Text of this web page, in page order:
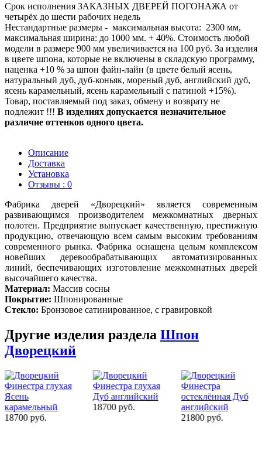
Срок исполнения ЗАКАЗНЫХ ДВЕРЕЙ ПОГОНАЖА от
четырёх до шести рабочих недель
Нестандартные размеры - максимальная высота: 2300 мм,
максимальная ширина: до 1000 мм. + 40%. Стоимость любой
модели в размере 900 мм увеличивается на 100 руб. За изделия
в цвете шпона, которые не включены в складскую программу,
наценка +10 % за шпон файн-лайн (в цвете белый ясень,
натуральный дуб, дуб-коньяк, мореный дуб, английский дуб,
ясень карамельный, ясень карамельный с патиной +15%).
Товар, поставляемый под заказ, обмену и возврату не
подлежит !!! В изделиях допускается незначительное
различие оттенков одного цвета.
Описание
Доставка
Установка
Отзывы : 0
Фабрика дверей «Дворецкий» является современным
развивающимся производителем межкомнатных дверных
полотен. Предприятие выпускает качественную, престижную
продукцию, отвечающую всем самым высоким требованиям
современного рынка. Фабрика оснащена целым комплексом
новейших деревообрабатывающих автоматизированных
линий, беспечивающих изготовление межкомнатных дверей
высочайшего качества.
Материал: Массив сосны
Покрытие: Шпонированные
Стекло: Бронзовое сатинированное, с гравировкой
Другие изделия раздела Шпон
Дворецкий
18700 руб.
18700 руб.
21800 руб.